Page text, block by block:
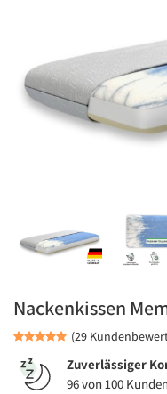
Nackenkissen
(29
Zuverlässiger
96 von 100